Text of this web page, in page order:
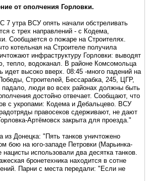
от ополчения Горловки.
7 утра ВСУ опять начали обстреливать
с трех направлений - с Кодема,
Сообщается о пожаре на Строителях.
котельная на Строителе получила
инфраструктуру Горловки: выводят
тепло, водоканал. В районе Комсомольца
идет высоко вверх. 08:45 -много падений на
Строителей, Бессарабка, 245, ЦГР,
падало, люди во всех районах должны быть
достойно отвечает. Сообщают, что
с укропами: Кодема и Дебальцево. ВСУ
правосеков сдерживают, не дают
Артёмовск закрыта для проезда."
из Донецка: "Пять танков уничтожено
бою на юго-западе Петровки (Марьинка-
использовали два десятка танков.
бронетехника находится в сотне
Парни с места передали: "Если не